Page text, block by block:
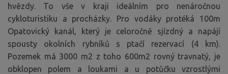
hvězdy. To vše v kraji ideálním pro nenáročnou
cykloturistiku a procházky. Pro vodáky protéká 100m
Opatovický kanál, který je celoročně sjízdný a napájí
spousty okolních rybníků s ptačí rezervací (4 km).
Pozemek má 3000 m2 z toho 600m2 rovný travnatý, je
obklopen polem a loukami a u potůčku vzrostlými